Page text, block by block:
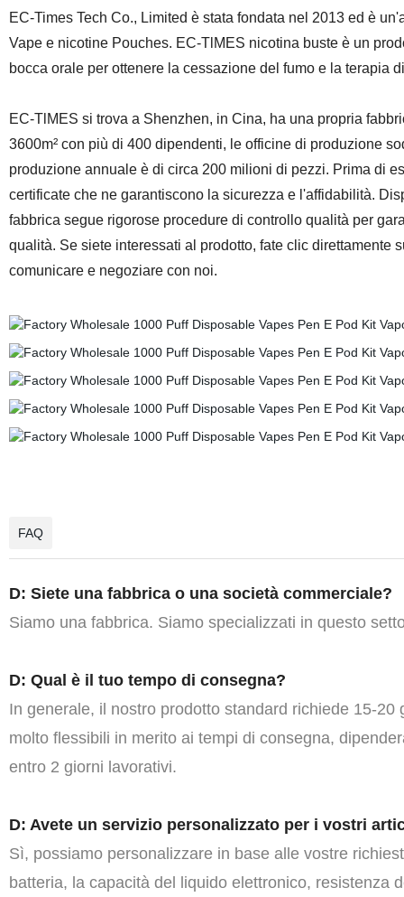
EC-Times Tech Co., Limited è stata fondata nel 2013 ed è
Vape e nicotine Pouches. EC-TlMES nicotina buste è un
bocca orale per ottenere la cessazione del fumo e la terapia
EC-TlMES si trova a Shenzhen, in Cina, ha una propria
3600m² con più di 400 dipendenti, le officine di produzione
produzione annuale è di circa 200 milioni di pezzi. Prima di
certificate che ne garantiscono la sicurezza e l'affidabilità.
fabbrica segue rigorose procedure di controllo qualità per
qualità. Se siete interessati al prodotto, fate clic
comunicare e negoziare con noi.
FAQ
D: Siete una fabbrica o una società commerciale?
Siamo una fabbrica. Siamo specializzati in questo
D: Qual è il tuo tempo di consegna?
In generale, il nostro prodotto standard richiede 15-
molto flessibili in merito ai tempi di consegna,
entro 2 giorni lavorativi.
D: Avete un servizio personalizzato per i vostri
Sì, possiamo personalizzare in base alle vostre
batteria, la capacità del liquido elettronico, resistenza